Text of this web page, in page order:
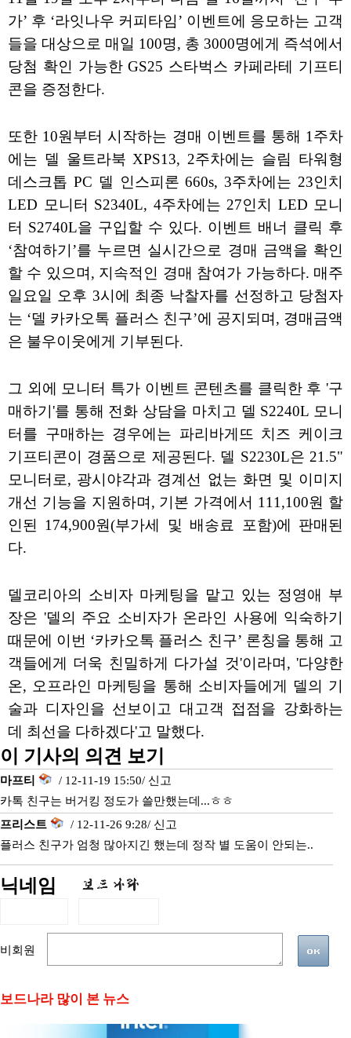
가’ 후 ‘라잇나우 커피타임’ 이벤트에 응모하는 고객
들을 대상으로 매일 100명, 총 3000명에게 즉석에서
당첨 확인 가능한 GS25 스타벅스 카페라테 기프티
콘을 증정한다.
또한 10원부터 시작하는 경매 이벤트를 통해 1주차
에는 델 울트라북 XPS13, 2주차에는 슬림 타워형
데스크톱 PC 델 인스피론 660s, 3주차에는 23인치
LED 모니터 S2340L, 4주차에는 27인치 LED 모니
터 S2740L을 구입할 수 있다. 이벤트 배너 클릭 후
‘참여하기’를 누르면 실시간으로 경매 금액을 확인
할 수 있으며, 지속적인 경매 참여가 가능하다. 매주
일요일 오후 3시에 최종 낙찰자를 선정하고 당첨자
는 ‘델 카카오톡 플러스 친구’에 공지되며, 경매금액
은 불우이웃에게 기부된다.
그 외에 모니터 특가 이벤트 콘텐츠를 클릭한 후 '구
매하기'를 통해 전화 상담을 마치고 델 S2240L 모니
터를 구매하는 경우에는 파리바게뜨 치즈 케이크
기프티콘이 경품으로 제공된다. 델 S2230L은 21.5"
모니터로, 광시야각과 경계선 없는 화면 및 이미지
개선 기능을 지원하며, 기본 가격에서 111,100원 할
인된 174,900원(부가세 및 배송료 포함)에 판매된
다.
델코리아의 소비자 마케팅을 맡고 있는 정영애 부
장은 '델의 주요 소비자가 온라인 사용에 익숙하기
때문에 이번 ‘카카오톡 플러스 친구’ 론칭을 통해 고
객들에게 더욱 친밀하게 다가설 것'이라며, '다양한
온, 오프라인 마케팅을 통해 소비자들에게 델의 기
술과 디자인을 선보이고 대고객 접점을 강화하는
데 최선을 다하겠다'고 말했다.
이 기사의 의견 보기
마프티 / 12-11-19 15:50/ 신고
카톡 친구는 버거킹 정도가 쓸만했는데...ㅎㅎ
프리스트
/ 12-11-26 9:28/ 신고
플러스 친구가 엄청 많아지긴 했는데 정작 별 도움이 안되는..
닉네임
비회원
보드나라 많이 본 뉴스